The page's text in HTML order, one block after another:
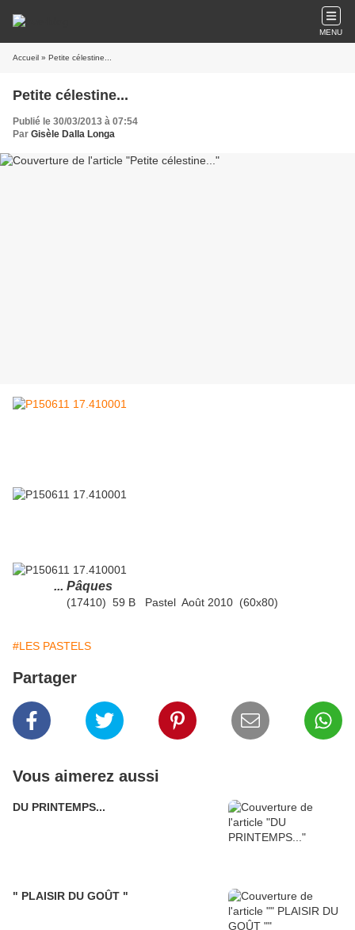
MENU
Accueil » Petite célestine...
Petite célestine...
Publié le 30/03/2013 à 07:54
Par Gisèle Dalla Longa
... Pâques
(17410) 59 B Pastel Août 2010 (60x80)
#LES PASTELS
Partager
Vous aimerez aussi
DU PRINTEMPS...
" PLAISIR DU GOÛT "